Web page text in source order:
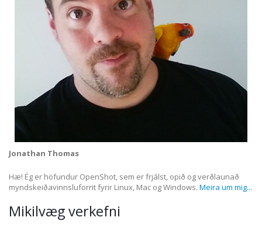
Jonathan Thomas
Hæ! Ég er höfundur OpenShot, sem er frjálst, opið og verðlaunað
myndskeiðavinnsluforrit fyrir Linux, Mac og Windows. Meira um mig...
Mikilvæg verkefni